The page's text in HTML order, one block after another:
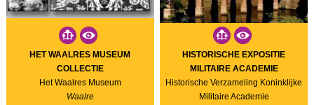
HET WAALRES MUSEUM
COLLECTIE
Het Waalres Museum
Waalre
HISTORISCHE EXPOSITIE
MILITAIRE ACADEMIE
Historische Verzameling Koninklijke
Militaire Academie